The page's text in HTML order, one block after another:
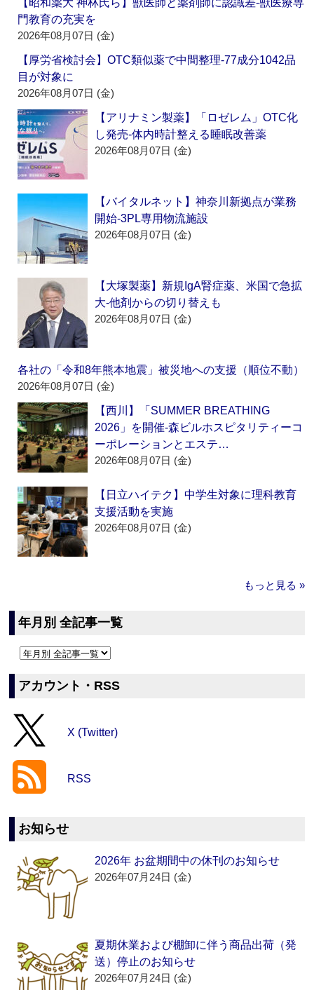
【昭和薬大 神林氏ら】獣医師と薬剤師に認識差‐獣医療専
門教育の充実を
2026年08月07日 (金)
【厚労省検討会】OTC類似薬で中間整理‐77成分1042品
目が対象に
2026年08月07日 (金)
【アリナミン製薬】「ロゼレム」OTC化
し発売‐体内時計整える睡眠改善薬
2026年08月07日 (金)
【バイタルネット】神奈川新拠点が業務
開始‐3PL専用物流施設
2026年08月07日 (金)
【大塚製薬】新規IgA腎症薬、米国で急拡
大‐他剤からの切り替えも
2026年08月07日 (金)
各社の「令和8年熊本地震」被災地への支援（順位不動）
2026年08月07日 (金)
【西川】「SUMMER BREATHING
2026」を開催‐森ビルホスピタリティーコ
ーポレーションとエステ…
2026年08月07日 (金)
【日立ハイテク】中学生対象に理科教育
支援活動を実施
2026年08月07日 (金)
もっと見る »
年月別 全記事一覧
アカウント・RSS
X (Twitter)
RSS
お知らせ
2026年 お盆期間中の休刊のお知らせ
2026年07月24日 (金)
夏期休業および棚卸に伴う商品出荷（発
送）停止のお知らせ
2026年07月24日 (金)